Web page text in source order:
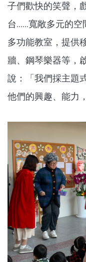
子們歡快的笑聲，
台……寬敞多元的空
多功能教室，提供
牆、鋼琴樂器等，
說：「我們採主題
他們的興趣、能力